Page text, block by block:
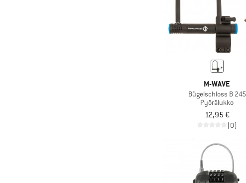
M-WAVE
Bügelschloss B 245
Pyörälukko
12,95 €
(0)